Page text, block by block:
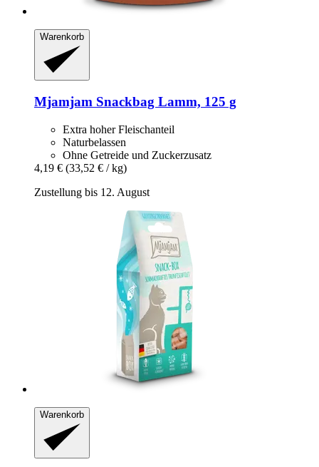
Warenkorb
Mjamjam Snackbag Lamm, 125 g
Extra hoher Fleischanteil
Naturbelassen
Ohne Getreide und Zuckerzusatz
4,19 € (33,52 € / kg)
Zustellung bis 12. August
Warenkorb